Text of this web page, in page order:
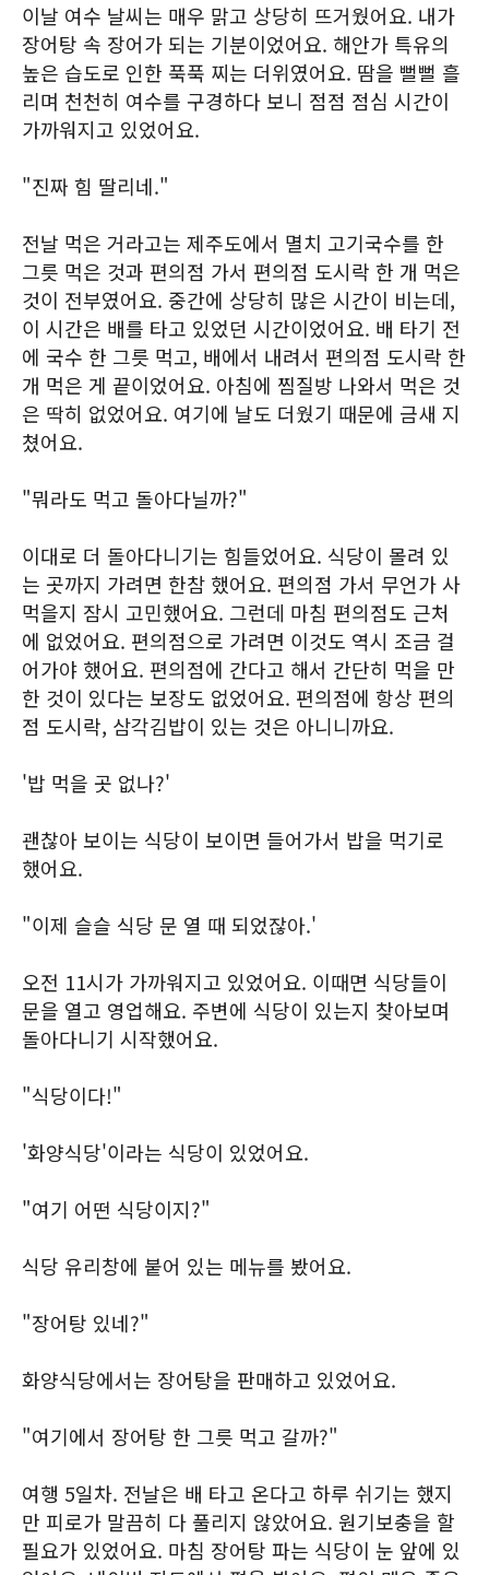
이날 여수 날씨는 매우 맑고 상당히 뜨거웠어요. 내가
장어탕 속 장어가 되는 기분이었어요. 해안가 특유의
높은 습도로 인한 푹푹 찌는 더위였어요. 땀을 뻘뻘 흘
리며 천천히 여수를 구경하다 보니 점점 점심 시간이
가까워지고 있었어요.
"진짜 힘 딸리네."
전날 먹은 거라고는 제주도에서 멸치 고기국수를 한
그릇 먹은 것과 편의점 가서 편의점 도시락 한 개 먹은
것이 전부였어요. 중간에 상당히 많은 시간이 비는데,
이 시간은 배를 타고 있었던 시간이었어요. 배 타기 전
에 국수 한 그릇 먹고, 배에서 내려서 편의점 도시락 한
개 먹은 게 끝이었어요. 아침에 찜질방 나와서 먹은 것
은 딱히 없었어요. 여기에 날도 더웠기 때문에 금새 지
쳤어요.
"뭐라도 먹고 돌아다닐까?"
이대로 더 돌아다니기는 힘들었어요. 식당이 몰려 있
는 곳까지 가려면 한참 했어요. 편의점 가서 무언가 사
먹을지 잠시 고민했어요. 그런데 마침 편의점도 근처
에 없었어요. 편의점으로 가려면 이것도 역시 조금 걸
어가야 했어요. 편의점에 간다고 해서 간단히 먹을 만
한 것이 있다는 보장도 없었어요. 편의점에 항상 편의
점 도시락, 삼각김밥이 있는 것은 아니니까요.
'밥 먹을 곳 없나?'
괜찮아 보이는 식당이 보이면 들어가서 밥을 먹기로
했어요.
"이제 슬슬 식당 문 열 때 되었잖아.'
오전 11시가 가까워지고 있었어요. 이때면 식당들이
문을 열고 영업해요. 주변에 식당이 있는지 찾아보며
돌아다니기 시작했어요.
"식당이다!"
'화양식당'이라는 식당이 있었어요.
"여기 어떤 식당이지?"
식당 유리창에 붙어 있는 메뉴를 봤어요.
"장어탕 있네?"
화양식당에서는 장어탕을 판매하고 있었어요.
"여기에서 장어탕 한 그릇 먹고 갈까?"
여행 5일차. 전날은 배 타고 온다고 하루 쉬기는 했지
만 피로가 말끔히 다 풀리지 않았어요. 원기보충을 할
필요가 있었어요. 마침 장어탕 파는 식당이 눈 앞에 있